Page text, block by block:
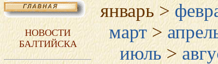
НОВОСТИ
БАЛТИЙСКА
январь >
март>
июль>